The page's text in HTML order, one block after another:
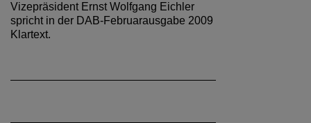
Vizepräsident Ernst Wolfgang Eichler
spricht in der DAB-Februarausgabe 2009
Klartext.